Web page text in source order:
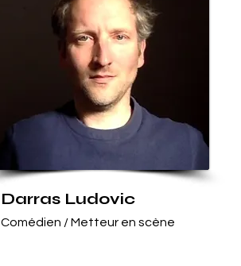
Darras Ludovic
Comédien / Metteur en scène